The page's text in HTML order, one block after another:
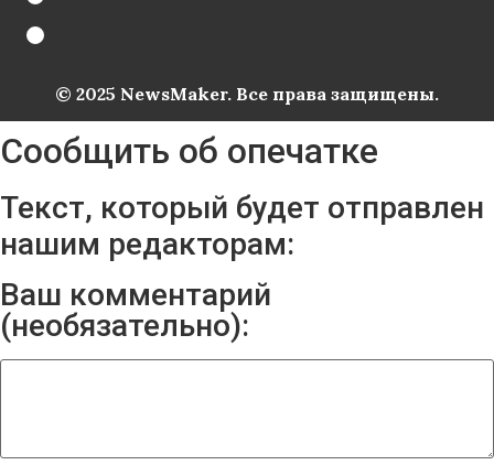
© 2025 NewsMaker. Все права защищены.
Сообщить об опечатке
Текст, который будет отправлен
нашим редакторам:
Ваш комментарий
(необязательно):